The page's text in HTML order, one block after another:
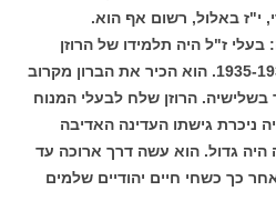
ז"ל היה תלמידו של הרוזן
בסמינר בוירצבורג בשנים 1935-1937. הוא הכיר את הברון מקרוב
בשלישיה. הרוזן שלח לבעלי המנוח
במאי 1937. בגלויה ניכרת גישתו העדינה האדיבה
היה גדול. הוא עשה דרך ארוכה עד
כך כשחי חיים יהודיים שלמים